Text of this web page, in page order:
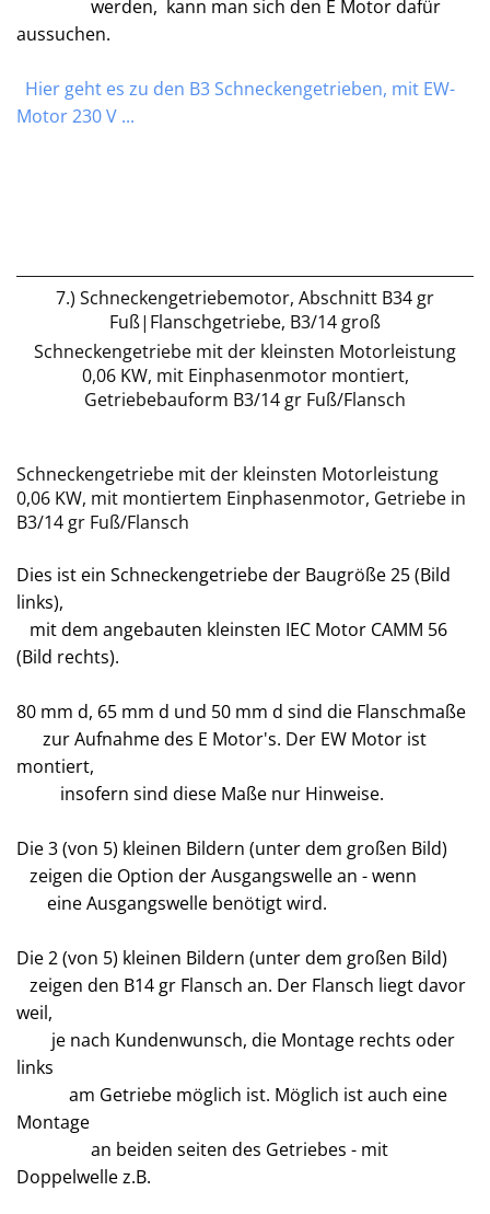
werden, kann man sich den E Motor dafür
aussuchen.
Hier geht es zu den B3 Schneckengetrieben, mit EW-
Motor 230 V ...
7.) Schneckengetriebemotor, Abschnitt B34 gr
Fuß|Flanschgetriebe, B3/14 groß
Schneckengetriebe mit der kleinsten Motorleistung
0,06 KW, mit Einphasenmotor montiert,
Getriebebauform B3/14 gr Fuß/Flansch
Schneckengetriebe mit der kleinsten Motorleistung
0,06 KW, mit montiertem Einphasenmotor, Getriebe in
B3/14 gr Fuß/Flansch
Dies ist ein Schneckengetriebe der Baugröße 25 (Bild
links),
mit dem angebauten kleinsten IEC Motor CAMM 56
(Bild rechts).
80 mm d, 65 mm d und 50 mm d sind die Flanschmaße
zur Aufnahme des E Motor's. Der EW Motor ist
montiert,
insofern sind diese Maße nur Hinweise.
Die 3 (von 5) kleinen Bildern (unter dem großen Bild)
zeigen die Option der Ausgangswelle an - wenn
eine Ausgangswelle benötigt wird.
Die 2 (von 5) kleinen Bildern (unter dem großen Bild)
zeigen den B14 gr Flansch an. Der Flansch liegt davor
weil,
je nach Kundenwunsch, die Montage rechts oder
links
am Getriebe möglich ist. Möglich ist auch eine
Montage
an beiden seiten des Getriebes - mit
Doppelwelle z.B.